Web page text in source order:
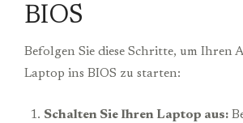
BIOS
Befolgen Sie diese Schritte, um Ihren
Laptop ins BIOS zu starten:
Schalten Sie Ihren Laptop aus: